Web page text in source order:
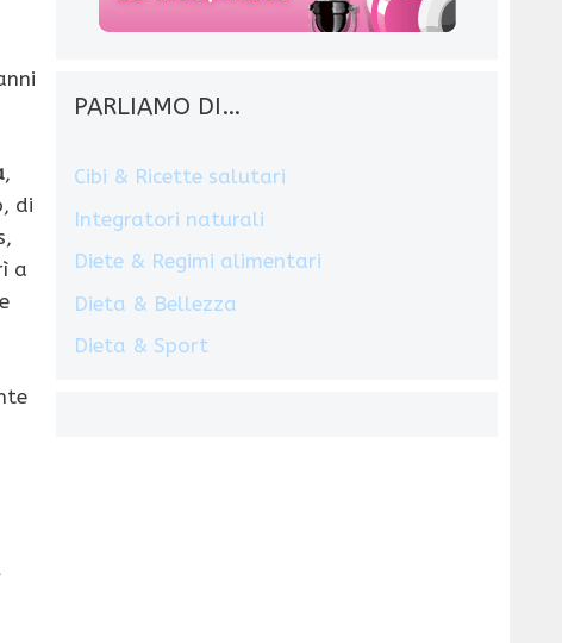
,
di
a
PARLIAMO DI…
Cibi & Ricette salutari
Integratori naturali
Diete & Regimi alimentari
Dieta & Bellezza
Dieta & Sport